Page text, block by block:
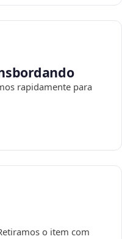
rapidamente para
o item com